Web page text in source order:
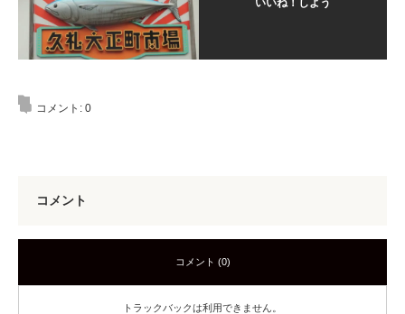
いいね！しよう
コメント: 0
コメント
コメント (0)
トラックバックは利用できません。